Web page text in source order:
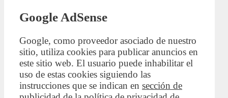
Google AdSense
Google, como proveedor asociado de nuestro
sitio, utiliza cookies para publicar anuncios en
este sitio web. El usuario puede inhabilitar el
uso de estas cookies siguiendo las
instrucciones que se indican en sección de